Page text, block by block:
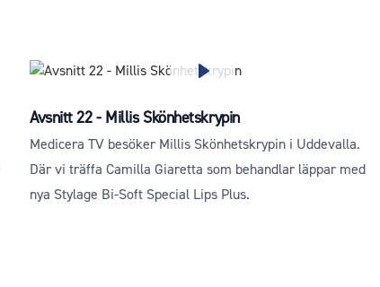
Avsnitt 22 - Millis Skönhetskrypin
Medicera TV besöker Millis Skönhetskrypin i Uddevalla.
Där vi träffa Camilla Giaretta som behandlar läppar med
nya Stylage Bi-Soft Special Lips Plus.